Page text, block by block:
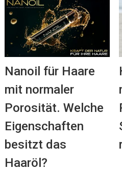
Nanoil für Haare
mit normaler
Porosität. Welche
Eigenschaften
besitzt das
Haaröl?